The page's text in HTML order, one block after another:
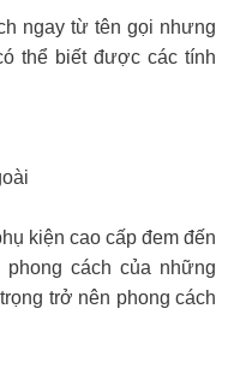
ngay từ tên gọi nhưng
thể biết được các tính
kiện cao cấp đem đến
cách của những
trở nên phong cách